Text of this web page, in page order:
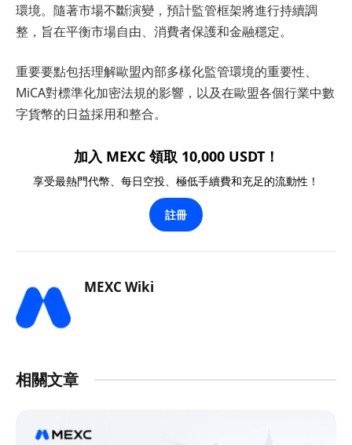
環境。隨著市場不斷演變，預計監管框架將進行持續調
整，旨在平衡市場自由、消費者保護和金融穩定。
重要要點包括理解歐盟內部多樣化監管環境的重要性、
MiCA對標準化加密法規的影響，以及在歐盟各個行業中數
字貨幣的日益採用和整合。
加入 MEXC 領取 10,000 USDT！
享受最熱門代幣、每日空投、極低手續費和充足的流動性！
註冊
MEXC Wiki
相關文章